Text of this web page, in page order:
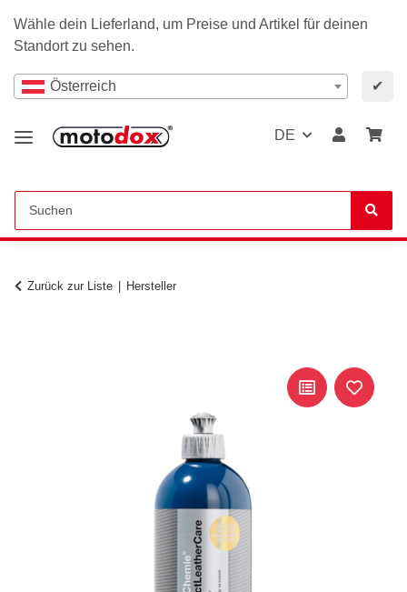
Wähle dein Lieferland, um Preise und Artikel für deinen
Standort zu sehen.
Österreich ✔
DE
Zurück zur Liste Hersteller